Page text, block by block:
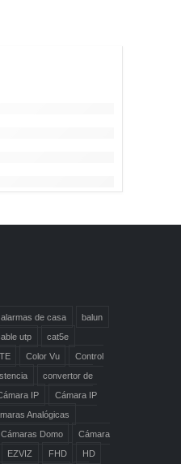
alarmas de casa
balun
utp
cat5e
Color Vu
Control
convertor de
IP
Cámara IP
Analógicas
Cámaras Domo
Cámara
EZVIZ FHD HD